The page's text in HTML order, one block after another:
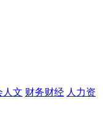
人文 财务财经 人力资